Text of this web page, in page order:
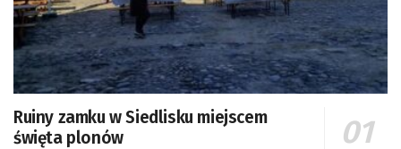
Ruiny zamku w Siedlisku miejscem
święta plonów